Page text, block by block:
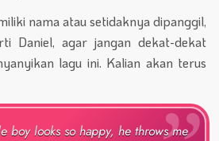
nama atau setidaknya dipanggil,
Daniel, agar jangan dekat-dekat
lagu ini. Kalian akan terus
boy looks so happy, he throws me